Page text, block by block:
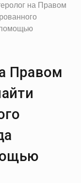
на Правом
помощью
Правом